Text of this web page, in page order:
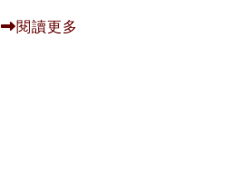
閱讀更多